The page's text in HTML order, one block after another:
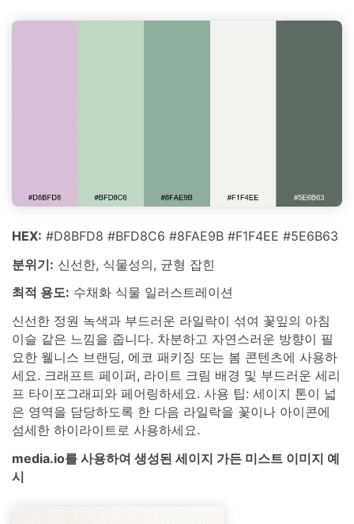
HEX: #D8BFD8 #BFD8C6 #8FAE9B #F1F4EE #5E6B63
분위기: 신선한, 식물성의, 균형 잡힌
최적 용도: 수채화 식물 일러스트레이션
신선한 정원 녹색과 부드러운 라일락이 섞여 꽃잎의 아침
이슬 같은 느낌을 줍니다. 차분하고 자연스러운 방향이 필
요한 웰니스 브랜딩, 에코 패키징 또는 봄 콘텐츠에 사용하
세요. 크래프트 페이퍼, 라이트 크림 배경 및 부드러운 세리
프 타이포그래피와 페어링하세요. 사용 팁: 세이지 톤이 넓
은 영역을 담당하도록 한 다음 라일락을 꽃이나 아이콘에
섬세한 하이라이트로 사용하세요.
media.io를 사용하여 생성된 세이지 가든 미스트 이미지 예
시